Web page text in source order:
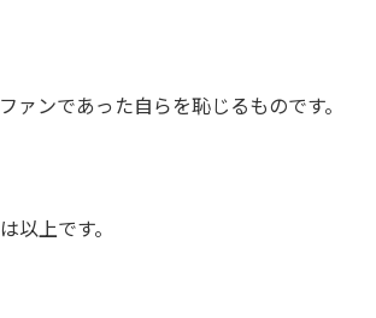
ンであった自らを恥じるものです。
以上です。